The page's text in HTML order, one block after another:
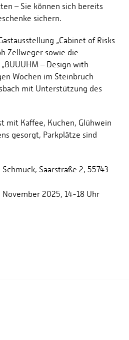
– Sie können sich bereits
sichern.
„Cabinet of Risks
Zellweger sowie die
– Design with
Wochen im Steinbruch
mit Unterstützung des
mit Kaffee, Kuchen, Glühwein
gesorgt, Parkplätze sind
Saarstraße 2, 55743
November 2025, 14-18 Uhr